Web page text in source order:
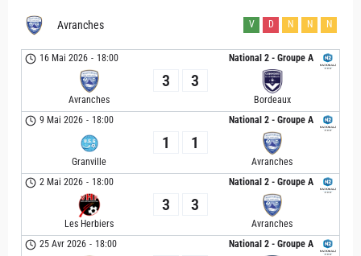
Avranches V D N N N
National 2 - Groupe A
16 Mai 2026 - 18:00
Avranches
3 3
Bordeaux
National 2 - Groupe A
9 Mai 2026 - 18:00
Granville
1 1
Avranches
National 2 - Groupe A
2 Mai 2026 - 18:00
Les Herbiers
3 3
Avranches
National 2 - Groupe A
25 Avr 2026 - 18:00